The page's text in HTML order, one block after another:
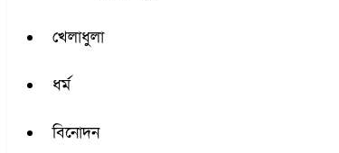
খেলাধুলা
ধর্ম
বিনোদন